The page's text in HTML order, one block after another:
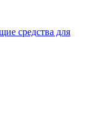
средства для